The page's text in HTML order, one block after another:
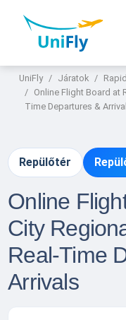
UniFly Járatok
Online Flight Board at
Time Departures &
Repülőtér
Online
City
Real-Time
Arrivals